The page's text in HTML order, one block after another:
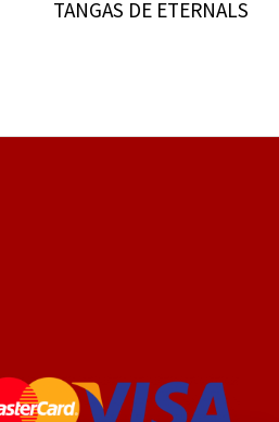
TANGAS DE ETERNALS